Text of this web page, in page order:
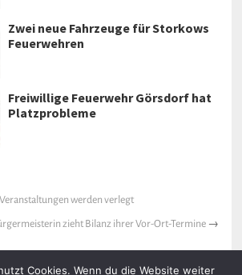
Zwei neue Fahrzeuge für Storkows
Feuerwehren
Freiwillige Feuerwehr Görsdorf hat
Platzprobleme
werden verlegt
zieht Bilanz ihrer Vor-Ort-Termine →
Cookies. Wenn du die Website weiter